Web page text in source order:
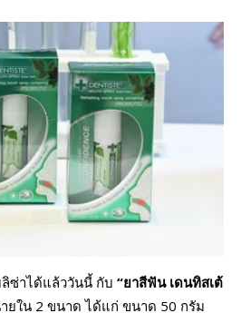
ซ่าได้แล้ววันนี้ กับ “ยาสีฟัน เดนทิสเต้
ยใน 2 ขนาด ได้แก่ ขนาด 50 กรัม